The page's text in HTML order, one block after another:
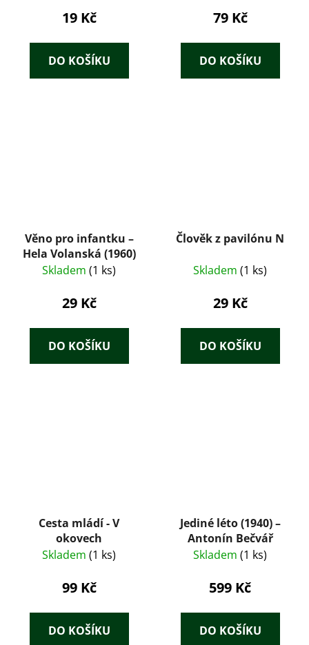
19 Kč
DO KOŠÍKU
79 Kč
DO KOŠÍKU
Věno pro infantku –
Hela Volanská (1960)
Skladem (1 ks)
29 Kč
DO KOŠÍKU
Člověk z pavilónu N
Skladem (1 ks)
29 Kč
DO KOŠÍKU
Cesta mládí - V
okovech
Skladem (1 ks)
99 Kč
DO KOŠÍKU
Jediné léto (1940) –
Antonín Bečvář
Skladem (1 ks)
599 Kč
DO KOŠÍKU